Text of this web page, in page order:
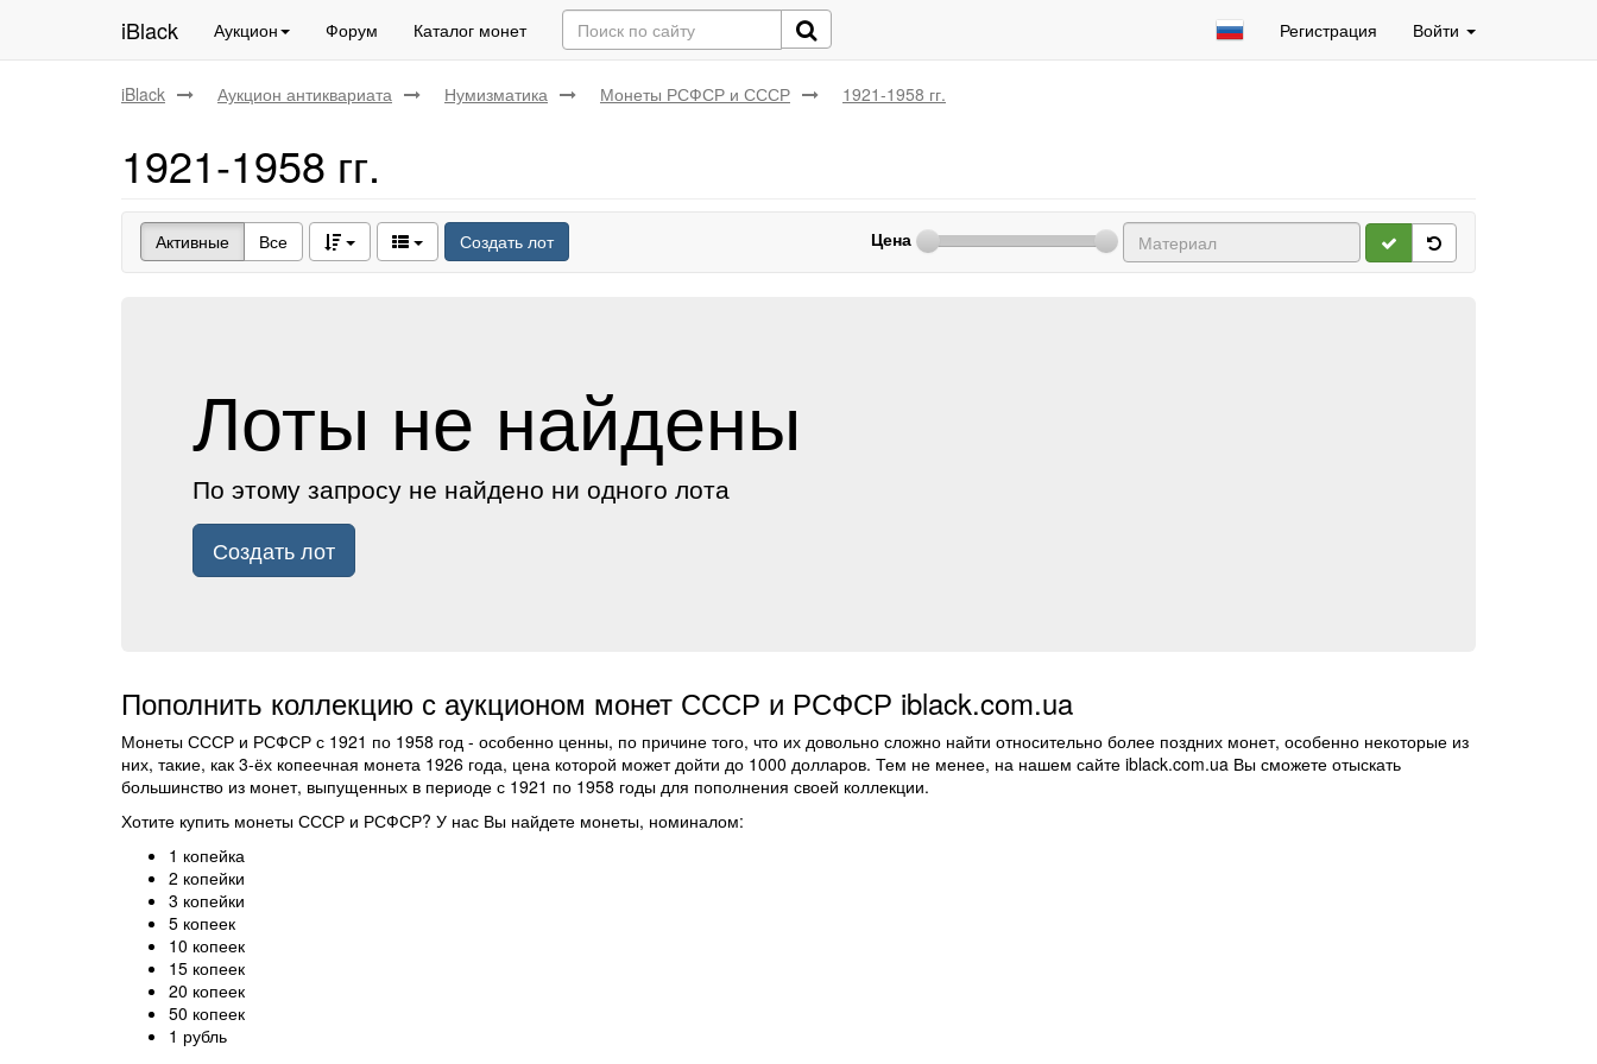
iBlack Аукцион Форум Каталог монет Регистрация Войти
iBlack Аукцион антиквариата Нумизматика Монеты РСФСР и СССР 1921-1958 гг.
1921-1958 гг.
Активные Все Создать лот Цена
Лоты не найдены
По этому запросу не найдено ни одного лота
Создать лот
Пополнить коллекцию с аукционом монет СССР и РСФСР iblack.com.ua
Монеты СССР и РСФСР с 1921 по 1958 год - особенно ценны, по причине того, что их довольно сложно найти относительно более поздних монет, особенно некоторые из
них, такие, как 3-ёх копеечная монета 1926 года, цена которой может дойти до 1000 долларов. Тем не менее, на нашем сайте iblack.com.ua Вы сможете отыскать
большинство из монет, выпущенных в периоде с 1921 по 1958 годы для пополнения своей коллекции.
Хотите купить монеты СССР и РСФСР? У нас Вы найдете монеты, номиналом:
1 копейка
2 копейки
3 копейки
5 копеек
10 копеек
15 копеек
20 копеек
50 копеек
1 рубль